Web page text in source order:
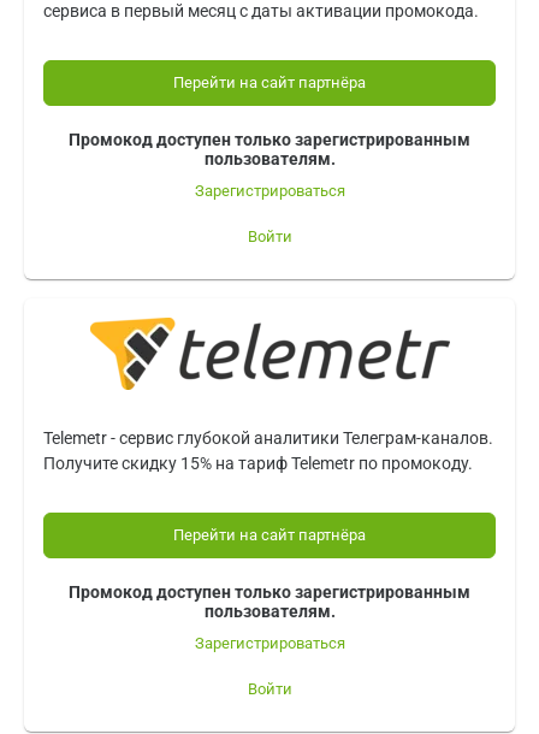
сервиса в первый месяц с даты активации промокода.
Перейти на сайт партнёра
Промокод доступен только зарегистрированным
пользователям.
Зарегистрироваться
Войти
Telemetr - сервис глубокой аналитики Телеграм-каналов.
Получите скидку 15% на тариф Telemetr по промокоду.
Перейти на сайт партнёра
Промокод доступен только зарегистрированным
пользователям.
Зарегистрироваться
Войти